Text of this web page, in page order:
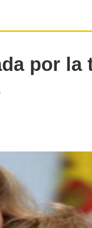
por la